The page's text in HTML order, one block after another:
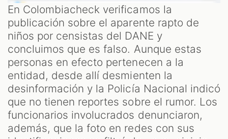
En Colombiacheck verificamos la
publicación sobre el aparente rapto de
niños por censistas del DANE y
concluimos que es falso. Aunque estas
personas en efecto pertenecen a la
entidad, desde allí desmienten la
desinformación y la Policía Nacional indicó
que no tienen reportes sobre el rumor. Los
funcionarios involucrados denunciaron,
además, que la foto en redes con sus